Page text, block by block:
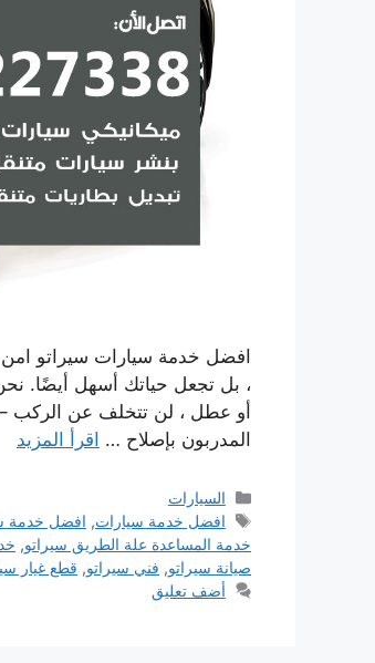
افضل خدمة سيارات سيراتو امن
، بل تجعل حياتك أسهل أيضًا.
أو عطل ، لن تتخلف عن الركب
المدربون بإصلاح … اقرأ المزيد
التصنيفات
السيارات
الوسوم
افضل خدمة سيارات, افضل خدمة
خدمة المساعدة علة الطريق سيراتو,
صيانة سيراتو, فني سيراتو, قطع غيار
أضف تعليق